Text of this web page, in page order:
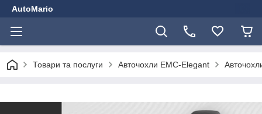
AutoMario
Товари та послуги Авточохли EMC-Elegant